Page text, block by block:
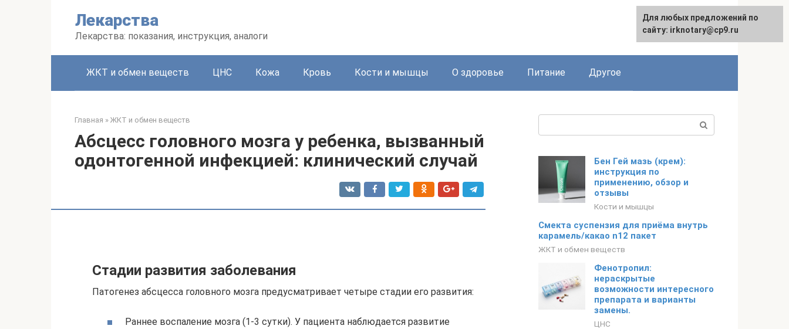
Лекарства
Лекарства: показания, инструкция, аналоги
ЖКТ и обмен веществ ЦНС Кожа Кровь Кости и мышцы О здоровье Питание Другое
Главная » ЖКТ и обмен веществ
Абсцесс головного мозга у ребенка, вызванный
одонтогенной инфекцией: клинический случай
Стадии развития заболевания
Патогенез абсцесса головного мозга предусматривает четыре стадии его развития:
Раннее воспаление мозга (1-3 сутки). У пациента наблюдается развитие
Бен Гей мазь (крем):
инструкция по
применению, обзор и
отзывы
Кости и мышцы
Смекта суспензия для приёма внутрь
карамель/какао n12 пакет
ЖКТ и обмен веществ
Фенотропил:
нераскрытые
возможности интересного
препарата и варианты
замены.
ЦНС
Для любых предложений по
сайту: irknotary@cp9.ru